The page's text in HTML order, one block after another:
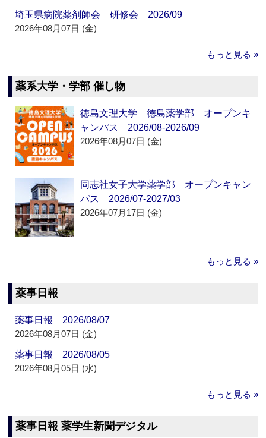
埼玉県病院薬剤師会 研修会 2026/09
2026年08月07日 (金)
もっと見る »
薬系大学・学部 催し物
徳島文理大学 徳島薬学部 オープンキ
ャンパス 2026/08-2026/09
2026年08月07日 (金)
同志社女子大学薬学部 オープンキャン
パス 2026/07-2027/03
2026年07月17日 (金)
もっと見る »
薬事日報
薬事日報 2026/08/07
2026年08月07日 (金)
薬事日報 2026/08/05
2026年08月05日 (水)
もっと見る »
薬事日報 薬学生新聞デジタル